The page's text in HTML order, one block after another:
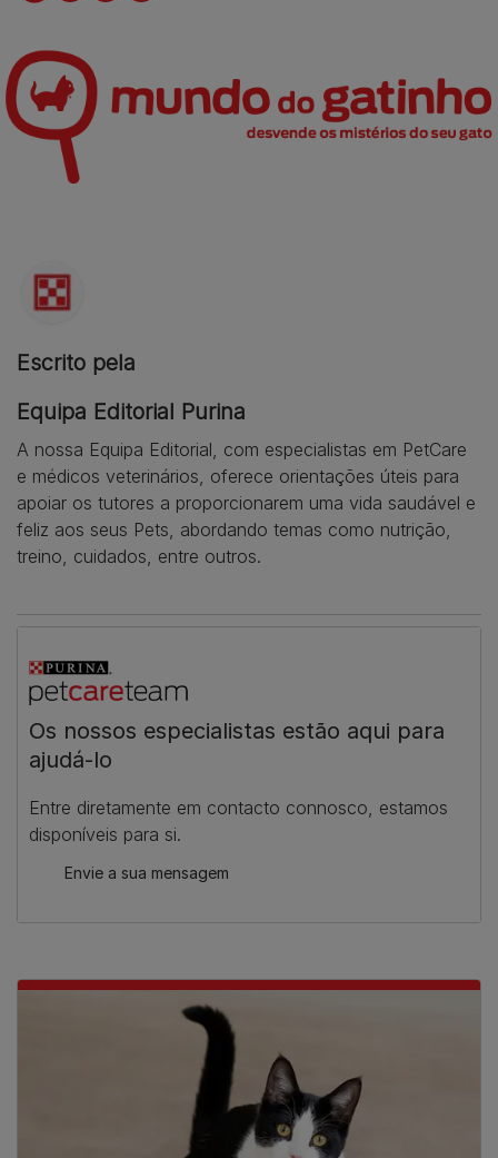
Escrito pela
Equipa Editorial Purina
A nossa Equipa Editorial, com especialistas em PetCare
e médicos veterinários, oferece orientações úteis para
apoiar os tutores a proporcionarem uma vida saudável e
feliz aos seus Pets, abordando temas como nutrição,
treino, cuidados, entre outros.
Os nossos especialistas estão aqui para
ajudá-lo
Entre diretamente em contacto connosco, estamos
disponíveis para si.
Envie a sua mensagem